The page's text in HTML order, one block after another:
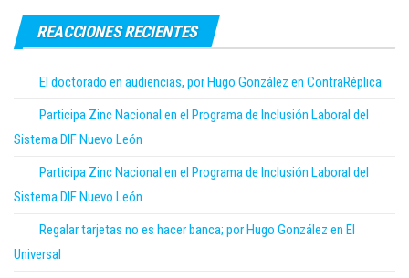
REACCIONES RECIENTES
El doctorado en audiencias, por Hugo González en ContraRéplica
Participa Zinc Nacional en el Programa de Inclusión Laboral del
Sistema DIF Nuevo León
Participa Zinc Nacional en el Programa de Inclusión Laboral del
Sistema DIF Nuevo León
Regalar tarjetas no es hacer banca; por Hugo González en El
Universal